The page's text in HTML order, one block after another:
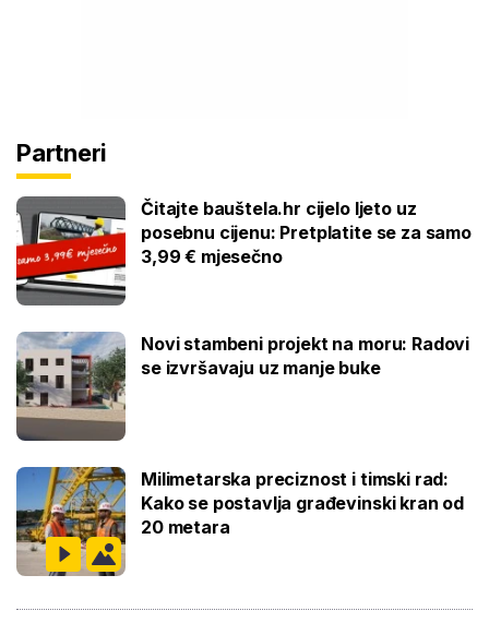
Partneri
Čitajte bauštela.hr cijelo ljeto uz
posebnu cijenu: Pretplatite se za samo
3,99 € mjesečno
Novi stambeni projekt na moru: Radovi
se izvršavaju uz manje buke
Milimetarska preciznost i timski rad:
Kako se postavlja građevinski kran od
20 metara